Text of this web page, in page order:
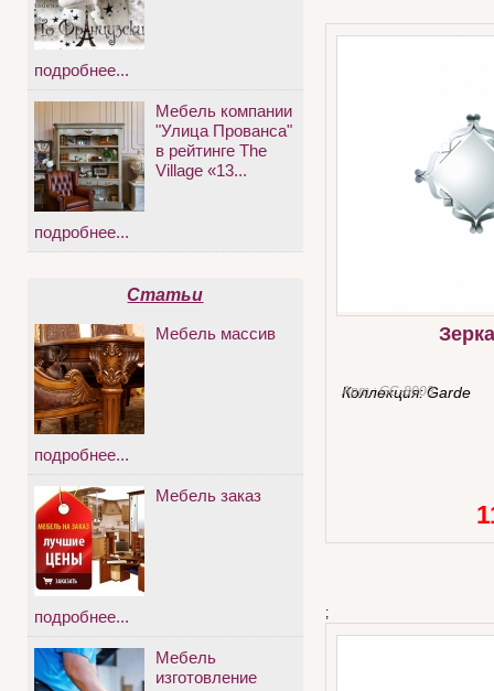
Арт.: GC-8003
Коллекция:Garde
;
подробнее...
Мебель компании
"Улица Прованса"
в рейтинге The
Village «13...
подробнее...
Статьи
Мебель массив
подробнее...
Мебель заказ
подробнее...
Мебель
изготовление